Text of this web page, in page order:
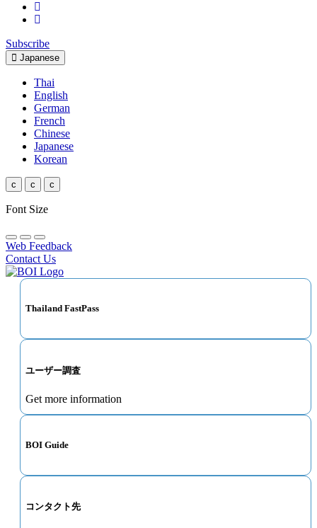
Subscribe
Japanese
Thai
English
German
French
Chinese
Japanese
Korean
c c c
Font Size
Web Feedback
Contact Us
Thailand FastPass
ユーザー調査
Get more information
BOI Guide
コンタクト先